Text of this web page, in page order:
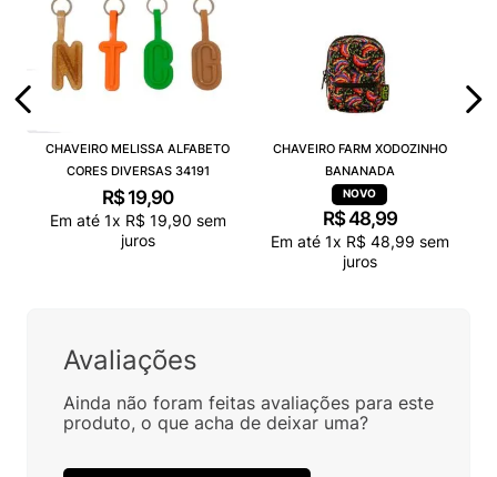
CHAVEIRO MELISSA ALFABETO
CORES DIVERSAS 34191
R$ 19,90
Em até 1x R$ 19,90 sem
juros
CHAVEIRO FARM XODOZINHO
BANANADA
R$48,99
Em até 1x R$ 48,99 sem
juros
Avaliações
Ainda não foram feitas avaliações para este
produto, o que acha de deixar uma?